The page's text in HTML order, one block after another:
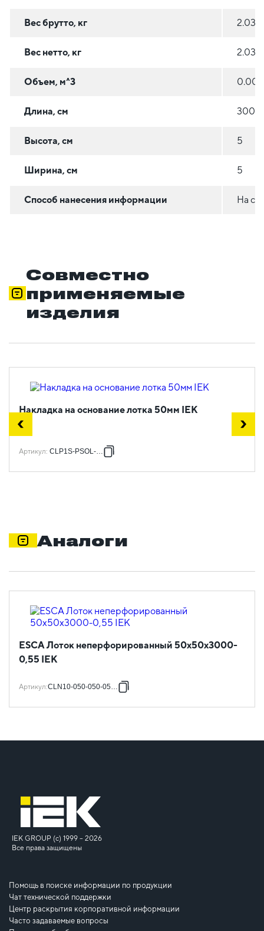
Вес брутто, кг 2.031
Вес нетто, кг 2.031
Объем, м^3
Длина, см 300
Высота, см 5
Ширина, см 5
Способ нанесения информации На
Совместно
применяемые
изделия
Накладка на основание лотка 50мм IEK
Артикул: CLP1S-PSOL-050
Аналоги
ESCA Лоток неперфорированный 50х50х3000-
0,55 IEK
Артикул:CLN10-050-050-055-3
IEK GROUP (c) 1999 – 2026
Все права защищены
Помощь в поиске информации по продукции
Чат технической поддержки
Центр раскрытия корпоративной информации
Часто задаваемые вопросы